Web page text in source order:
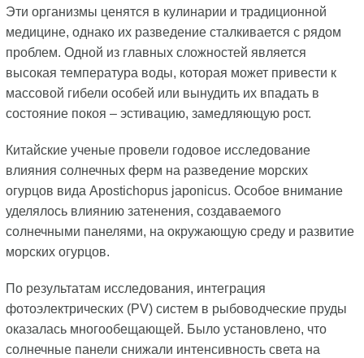
Эти организмы ценятся в кулинарии и традиционной
медицине, однако их разведение сталкивается с рядом
проблем. Одной из главных сложностей является
высокая температура воды, которая может привести к
массовой гибели особей или вынудить их впадать в
состояние покоя – эстивацию, замедляющую рост.
Китайские ученые провели годовое исследование
влияния солнечных ферм на разведение морских
огурцов вида Apostichopus japonicus. Особое внимание
уделялось влиянию затенения, создаваемого
солнечными панелями, на окружающую среду и развитие
морских огурцов.
По результатам исследования, интеграция
фотоэлектрических (PV) систем в рыбоводческие пруды
оказалась многообещающей. Было установлено, что
солнечные панели снижали интенсивность света на